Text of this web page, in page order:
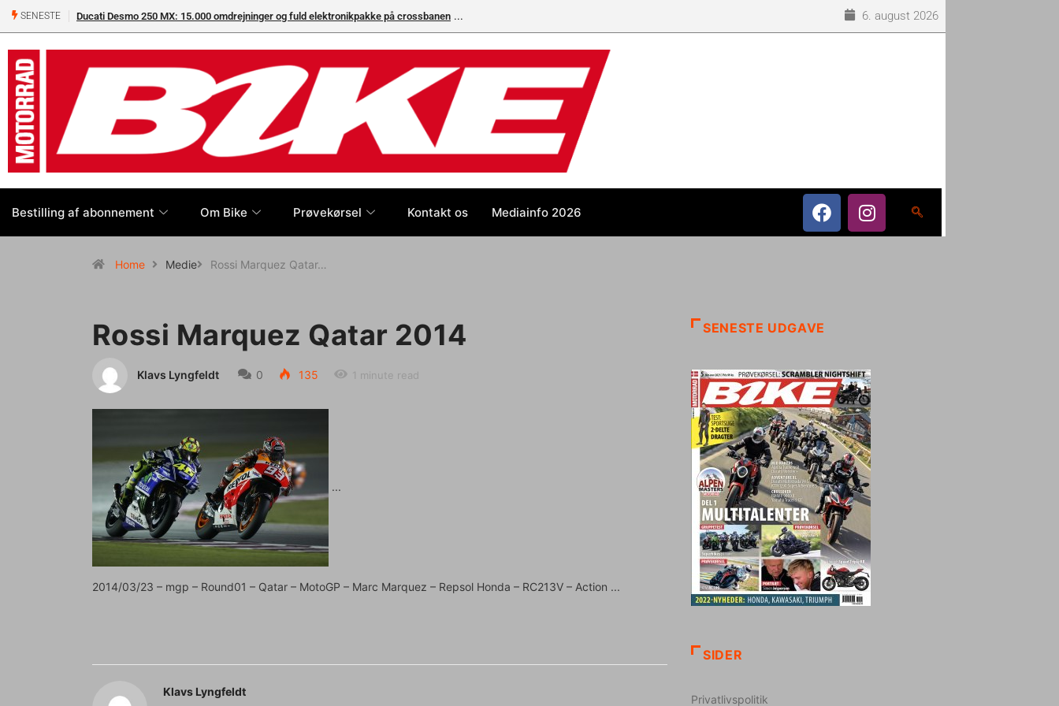
SENESTE Ducati Desmo 250 MX: 15.000 omdrejninger og fuld elektronikpakke på crossbanen 6. august 2026
Bestilling af abonnement Om Bike Prøvekørsel Kontakt os Mediainfo 2026
Home Medie Rossi Marquez Qatar…
Rossi Marquez Qatar 2014
Klavs Lyngfeldt 0 135 1 minute read
2014/03/23 – mgp – Round01 – Qatar – MotoGP – Marc Marquez – Repsol Honda – RC213V – Action
Klavs Lyngfeldt
SENESTE UDGAVE
SIDER
Privatlivspolitik